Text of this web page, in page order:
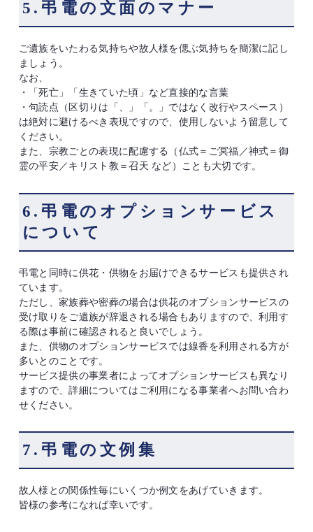
5.弔電の文面のマナー
ご遺族をいたわる気持ちや故人様を偲ぶ気持ちを簡潔に記し
ましょう。
なお、
・「死亡」「生きていた頃」など直接的な言葉
・句読点（区切りは「、」「。」ではなく改行やスペース）
は絶対に避けるべき表現ですので、使用しないよう留意して
ください。
また、宗教ごとの表現に配慮する（仏式＝ご冥福／神式＝御
霊の平安／キリスト教＝召天 など）ことも大切です。
6.弔電のオプションサービス
について
弔電と同時に供花・供物をお届けできるサービスも提供され
ています。
ただし、家族葬や密葬の場合は供花のオプションサービスの
受け取りをご遺族が辞退される場合もありますので、利用す
る際は事前に確認されると良いでしょう。
また、供物のオプションサービスでは線香を利用される方が
多いとのことです。
サービス提供の事業者によってオプションサービスも異なり
ますので、詳細についてはご利用になる事業者へお問い合わ
せください。
7.弔電の文例集
故人様との関係性毎にいくつか例文をあげていきます。
皆様の参考になれば幸いです。